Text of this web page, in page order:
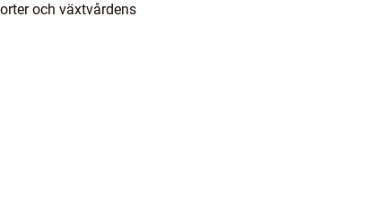
och växtvårdens